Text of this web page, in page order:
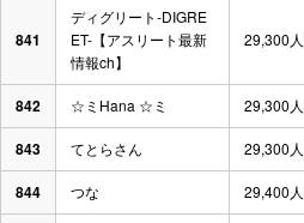
841
ディグリート-DIGRE
ET-【アスリート最新
情報ch】
29,300人
842 ☆ミHana ☆ミ 29,300人
843 てとらさん 29,300人
844 つな 29,400人